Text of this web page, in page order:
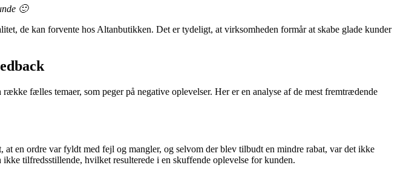
🙂
de kan forvente hos Altanbutikken. Det er tydeligt, at virksomheden formår at skabe glade kunder
fælles temaer, som peger på negative oplevelser. Her er en analyse af de mest fremtrædende
en ordre var fyldt med fejl og mangler, og selvom der blev tilbudt en mindre rabat, var det ikke
tilfredsstillende, hvilket resulterede i en skuffende oplevelse for kunden.